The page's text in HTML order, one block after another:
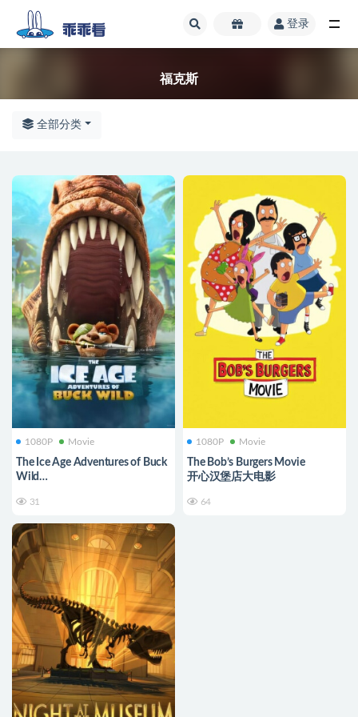
登录
福克斯
全部分类
1080P Movie
The Ice Age Adventures of Buck
Wild
31
1080P Movie
The Bob’s Burgers Movie
开心汉堡店大电影
64